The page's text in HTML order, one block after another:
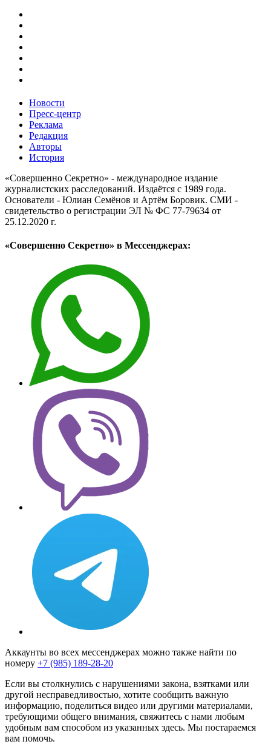
Новости
Пресс-центр
Реклама
Редакция
Авторы
История
«Совершенно Секретно» - международное издание
журналистских расследований. Издаётся с 1989 года.
Основатели - Юлиан Семёнов и Артём Боровик. CМИ -
свидетельство о регистрации ЭЛ № ФС 77-79634 от
25.12.2020 г.
«Совершенно Секретно» в Мессенджерах:
Аккаунты во всех мессенджерах можно также найти по
номеру +7 (985) 189-28-20
Если вы столкнулись с нарушениями закона, взятками или
другой несправедливостью, хотите сообщить важную
информацию, поделиться видео или другими материалами,
требующими общего внимания, свяжитесь с нами любым
удобным вам способом из указанных здесь. Мы постараемся
вам помочь.